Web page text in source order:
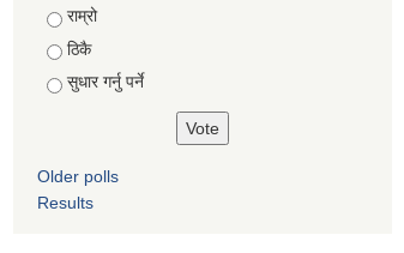
Choices
राम्रो
ठिकै
सुधार गर्नु पर्ने
Older polls
Results